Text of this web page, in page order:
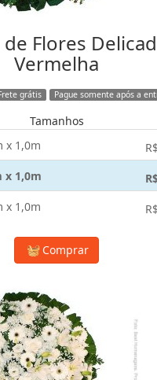
Flores
Vermelha
grátis Pague somente após a
Tamanhos
x 1,0m
x 1,0m
x 1,0m
Comprar